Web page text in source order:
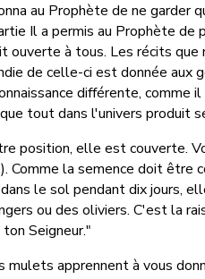
au Prophète de ne garder
Il a permis au Prophète de
à tous. Les récits que
de celle-ci est donnée aux
différente, comme
tout dans l'univers produit
position, elle est couverte.
Comme la semence doit être
le sol pendant dix jours,
ou des oliviers. C'est la
Seigneur."
apprennent à vous